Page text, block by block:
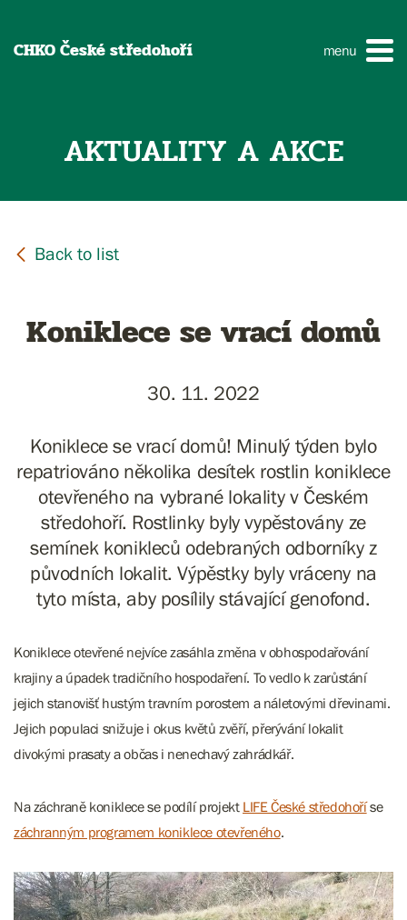
CHKO České středohoří menu
AKTUALITY A AKCE
Koniklece se vrací domů
30. 11. 2022
Koniklece se vrací domů! Minulý týden bylo
repatriováno několika desítek rostlin koniklece
otevřeného na vybrané lokality v Českém
středohoří. Rostlinky byly vypěstovány ze
semínek konikleců odebraných odborníky z
původních lokalit. Výpěstky byly vráceny na
tyto místa, aby posílily stávající genofond.
Koniklece otevřené nejvíce zasáhla změna v obhospodařování
krajiny a úpadek tradičního hospodaření. To vedlo k zarůstání
jejich stanovišť hustým travním porostem a náletovými dřevinami.
Jejich populaci snižuje i okus květů zvěří, přerývání lokalit
divokými prasaty a občas i nenechavý zahrádkář.
Na záchraně koniklece se podílí projekt LIFE České středohoříse
záchranným programem koniklece otevřeného.